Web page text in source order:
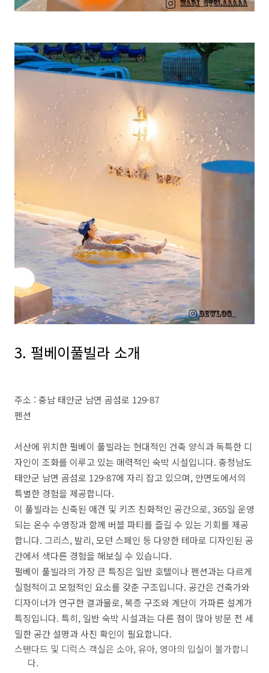
3. 펄베이풀빌라 소개
주소 : 충남 태안군 남면 곰섬로 129-87
펜션
서산에 위치한 펄베이 풀빌라는 현대적인 건축 양식과 독특한 디
자인이 조화를 이루고 있는 매력적인 숙박 시설입니다. 충청남도
태안군 남면 곰섬로 129-87에 자리 잡고 있으며, 안면도에서의
특별한 경험을 제공합니다.
이 풀빌라는 신축된 애견 및 키즈 친화적인 공간으로, 365일 운영
되는 온수 수영장과 함께 버블 파티를 즐길 수 있는 기회를 제공
합니다. 그리스, 발리, 모던 스페인 등 다양한 테마로 디자인된 공
간에서 색다른 경험을 해보실 수 있습니다.
펄베이 풀빌라의 가장 큰 특징은 일반 호텔이나 펜션과는 다르게
실험적이고 모험적인 요소를 갖춘 구조입니다. 공간은 건축가와
디자이너가 연구한 결과물로, 복층 구조와 계단이 가파른 설계가
특징입니다. 특히, 일반 숙박 시설과는 다른 점이 많아 방문 전 세
밀한 공간 설명과 사진 확인이 필요합니다.
스탠다드 및 디럭스 객실은 소아, 유아, 영아의 입실이 불가합니
다.